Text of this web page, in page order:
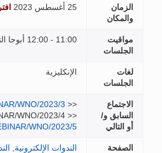
الزمان
والمكان
25 أغسطس 2023
مواقيت
الجلسات
11:00 - 12:00 أبوجا التوقيت
لغات
الجلسات
الإنكليزية
الاجتماع
السابق و/
أو التالي
WNO/2023/3 >>
WNO/2023/4 >>
WNO/2023/5
الصفحة
الندوات الإلكترونية